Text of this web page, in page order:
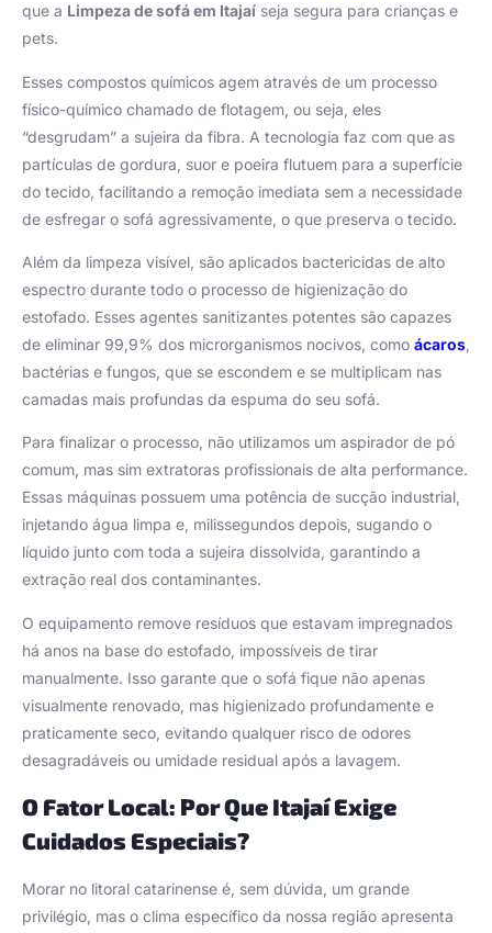
que a Limpeza de sofá em Itajaí seja segura para crianças e
pets.
Esses compostos químicos agem através de um processo
físico-químico chamado de flotagem, ou seja, eles
“desgrudam” a sujeira da fibra. A tecnologia faz com que as
partículas de gordura, suor e poeira flutuem para a superfície
do tecido, facilitando a remoção imediata sem a necessidade
de esfregar o sofá agressivamente, o que preserva o tecido.
Além da limpeza visível, são aplicados bactericidas de alto
espectro durante todo o processo de higienização do
estofado. Esses agentes sanitizantes potentes são capazes
de eliminar 99,9% dos microrganismos nocivos, como ácaros
bactérias e fungos, que se escondem e se multiplicam nas
camadas mais profundas da espuma do seu sofá.
Para finalizar o processo, não utilizamos um aspirador de pó
comum, mas sim extratoras profissionais de alta performance.
Essas máquinas possuem uma potência de sucção industrial,
injetando água limpa e, milissegundos depois, sugando o
líquido junto com toda a sujeira dissolvida, garantindo a
extração real dos contaminantes.
O equipamento remove resíduos que estavam impregnados
há anos na base do estofado, impossíveis de tirar
manualmente. Isso garante que o sofá fique não apenas
visualmente renovado, mas higienizado profundamente e
praticamente seco, evitando qualquer risco de odores
desagradáveis ou umidade residual após a lavagem.
O Fator Local: Por Que Itajaí Exige
Cuidados Especiais?
Morar no litoral catarinense é, sem dúvida, um grande
privilégio, mas o clima específico da nossa região apresenta